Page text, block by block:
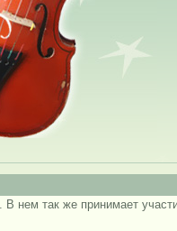
В нем так же принимает